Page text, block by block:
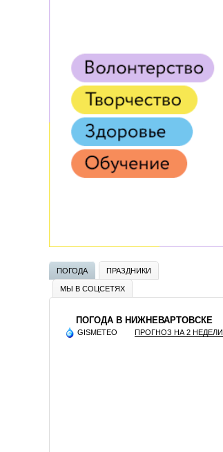
ПОГОДА
ПРАЗДНИКИ
МЫ В СОЦСЕТЯХ
ПОГОДА В НИЖНЕВАРТОВСКЕ
GISMETEO ПРОГНОЗ НА 2 НЕДЕЛИ